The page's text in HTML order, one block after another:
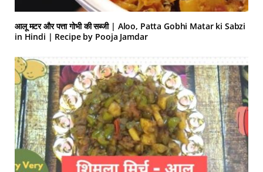
आलू मटर और पत्ता गोभी की सब्जी | Aloo, Patta Gobhi Matar ki Sabzi
in Hindi | Recipe by Pooja Jamdar